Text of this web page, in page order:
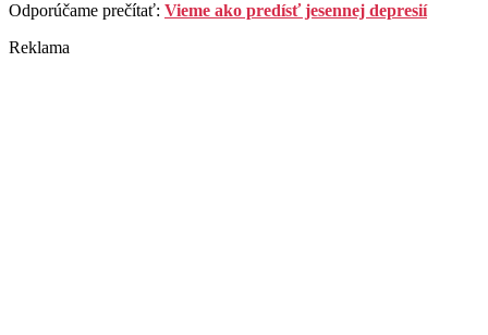
Odporúčame prečítať: Vieme ako predísť jesennej depresií
Reklama